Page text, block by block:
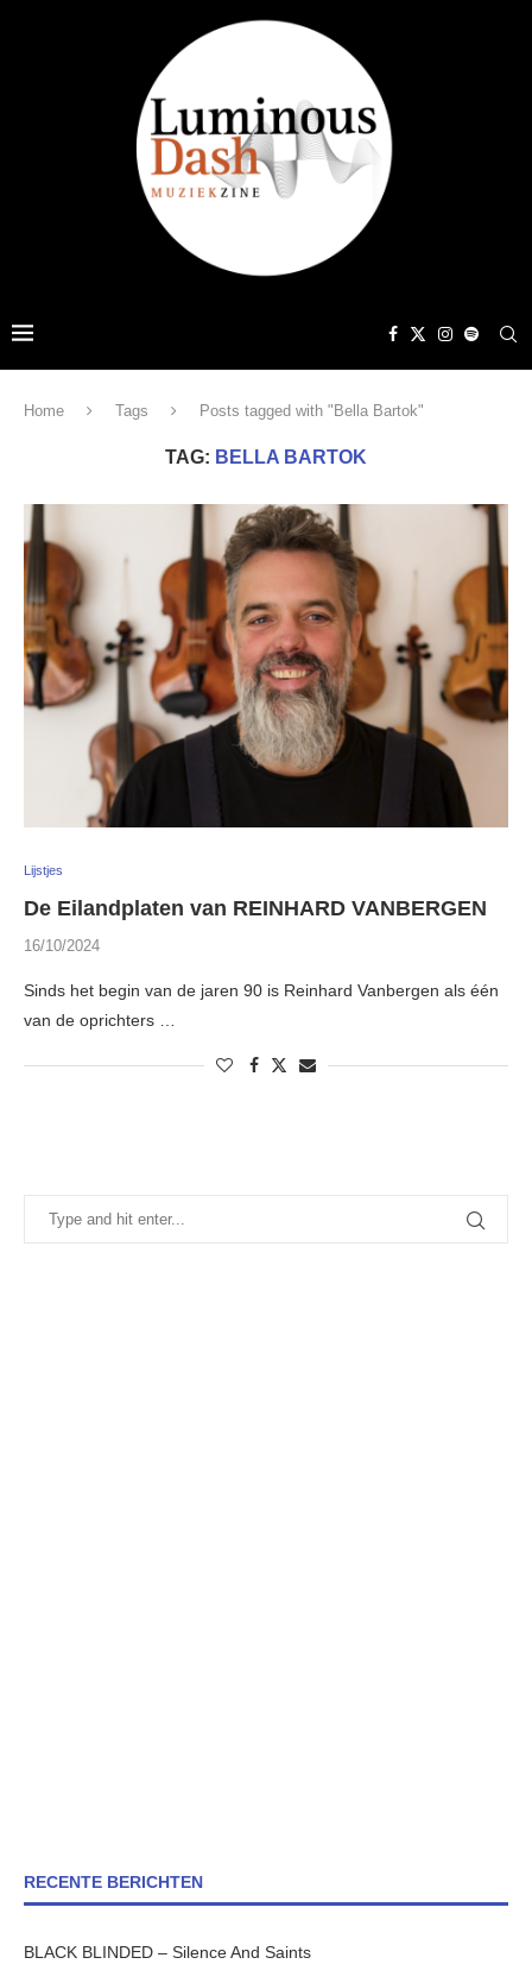
Home Tags Posts tagged with "Bella Bartok"
TAG: BELLA BARTOK
Lijstjes
De Eilandplaten van REINHARD VANBERGEN
16/10/2024
Sinds het begin van de jaren 90 is Reinhard Vanbergen als één
van de oprichters …
RECENTE BERICHTEN
BLACK BLINDED – Silence And Saints